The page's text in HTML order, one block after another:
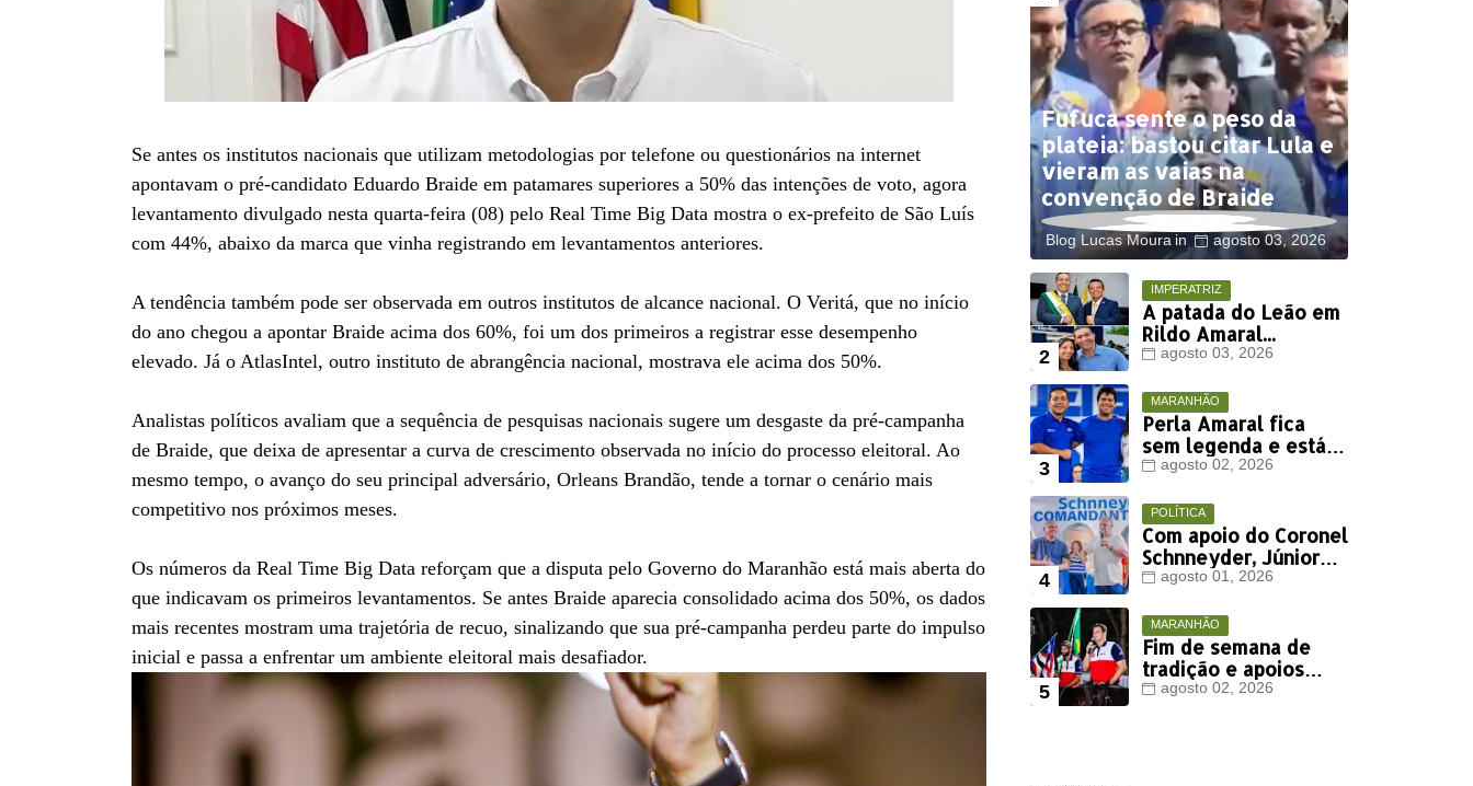
Se antes os institutos nacionais que utilizam metodologias por telefone ou questionários na internet
apontavam o pré-candidato Eduardo Braide em patamares superiores a 50% das intenções de voto, agora
levantamento divulgado nesta quarta-feira (08) pelo Real Time Big Data mostra o ex-prefeito de São Luís
com 44%, abaixo da marca que vinha registrando em levantamentos anteriores.
A tendência também pode ser observada em outros institutos de alcance nacional. O Veritá, que no início
do ano chegou a apontar Braide acima dos 60%, foi um dos primeiros a registrar esse desempenho
elevado. Já o AtlasIntel, outro instituto de abrangência nacional, mostrava ele acima dos 50%.
Analistas políticos avaliam que a sequência de pesquisas nacionais sugere um desgaste da pré-campanha
de Braide, que deixa de apresentar a curva de crescimento observada no início do processo eleitoral. Ao
mesmo tempo, o avanço do seu principal adversário, Orleans Brandão, tende a tornar o cenário mais
competitivo nos próximos meses.
Os números da Real Time Big Data reforçam que a disputa pelo Governo do Maranhão está mais aberta do
que indicavam os primeiros levantamentos. Se antes Braide aparecia consolidado acima dos 50%, os dados
mais recentes mostram uma trajetória de recuo, sinalizando que sua pré-campanha perdeu parte do impulso
inicial e passa a enfrentar um ambiente eleitoral mais desafiador.
Fufuca sente o peso da
plateia: bastou citar Lula e
vieram as vaias na
convenção de Braide
Blog Lucas Moura agosto 03, 2026
IMPERATRIZ
A patada do Leão em
Rildo Amaral...
agosto 03, 2026
MARANHÃO
Perla Amaral fica
sem legenda e está
fora da disputa
agosto 02, 2026
POLÍTICA
Com apoio do Coronel
Schnneyder, Júnior
Viana deve ter
em Timon
agosto 01, 2026
MARANHÃO
Fim de semana de
tradição e apoios
políticos marca
agosto 02, 2026